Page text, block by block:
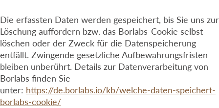
Die erfassten Daten werden gespeichert, bis Sie uns zur
Löschung auffordern bzw. das Borlabs-Cookie selbst
löschen oder der Zweck für die Datenspeicherung
entfällt. Zwingende gesetzliche Aufbewahrungsfristen
bleiben unberührt. Details zur Datenverarbeitung von
Borlabs finden Sie
unter: https://de.borlabs.io/kb/welche-daten-speichert-
borlabs-cookie/